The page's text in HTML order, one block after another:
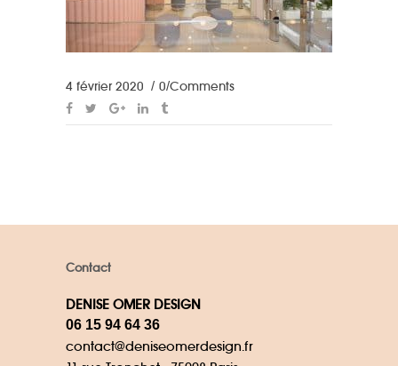
4 février 2020 0 Comments
Contact
DENISE OMER DESIGN
06 15 94 64 36
contact@deniseomerdesign.fr